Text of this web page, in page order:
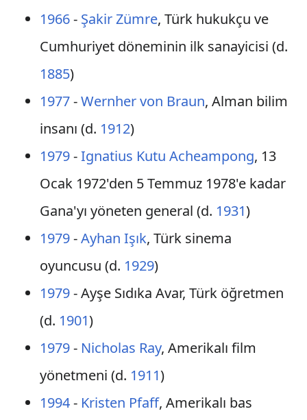
1966- Şakir Zümre, Türk hukukçu ve
Cumhuriyet döneminin ilk sanayicisi (d.
1885)
1977-Wernher von Braun, Alman bilim
insanı (d. 1912)
1979-Ignatius Kutu Acheampong, 13
Ocak 1972'den 5 Temmuz 1978'e kadar
Gana'yı yöneten general (d. 1931)
1979-Ayhan Işık, Türk sinema
oyuncusu (d. 1929)
1979- Ayşe Sıdıka Avar, Türk öğretmen
(d. 1901)
1979- Nicholas Ray, Amerikalı film
yönetmeni (d. 1911)
1994- Kristen Pfaff, Amerikalı bas